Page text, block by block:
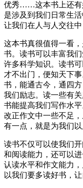
优秀……这本书上还
是涉及到我们日常生
让我们在人与人交往中
这本书真很值得一看
书。读书可以丰富我
许多科学知识。读书
才不出门，便知天下
书，能通古今，通四
我们励志。读一些有
书能提高我们写作水
改正作文中一些不足
有一点，就是为我们以
读书不仅可以使我们
和阅读能力，还可以
认读水平和作文能力
以我们要多读好书，